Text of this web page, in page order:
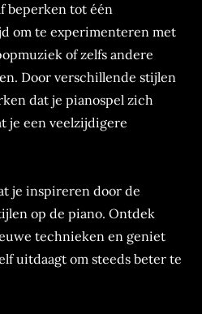
beperken tot één
om te experimenteren met
of zelfs andere
Door verschillende stijlen
dat je pianospel zich
je een veelzijdigere
je inspireren door de
op de piano. Ontdek
technieken en geniet
uitdaagt om steeds beter te